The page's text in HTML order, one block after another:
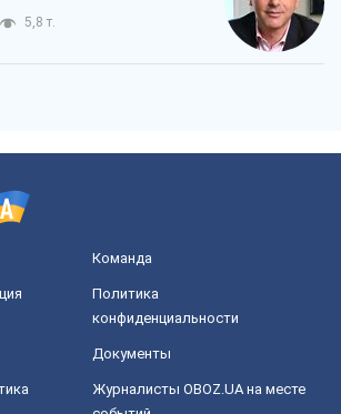
5,8 т.
Команда
Политика
конфиденциальности
Документы
Журналисты OBOZ.UA на месте